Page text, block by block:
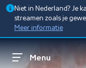
Niet in Nederland? Je
streamen zoals je
Meer informatie
Menu